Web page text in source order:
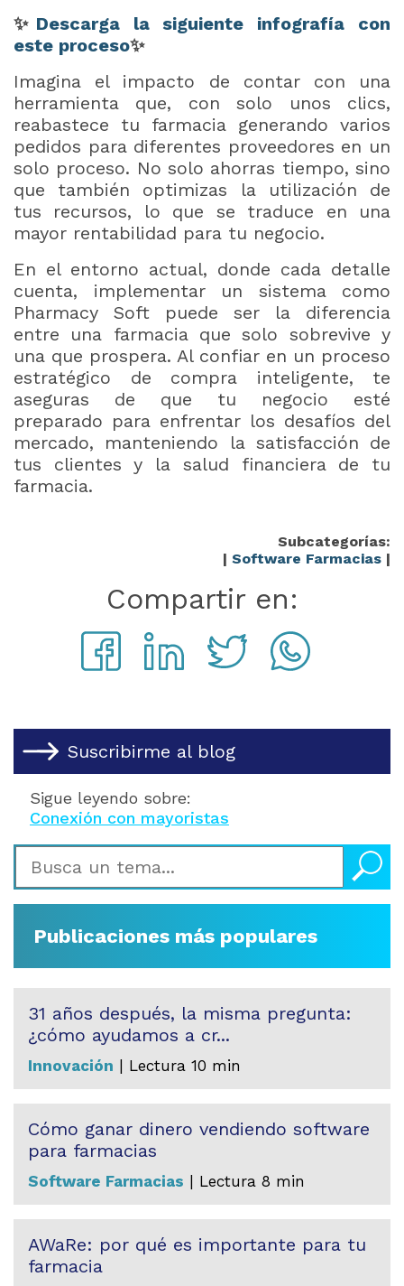
✨ Descarga la siguiente infografía con
este proceso✨
Imagina el impacto de contar con una
herramienta que, con solo unos clics,
reabastece tu farmacia generando varios
pedidos para diferentes proveedores en un
solo proceso. No solo ahorras tiempo, sino
que también optimizas la utilización de
tus recursos, lo que se traduce en una
mayor rentabilidad para tu negocio.
En el entorno actual, donde cada detalle
cuenta, implementar un sistema como
Pharmacy Soft puede ser la diferencia
entre una farmacia que solo sobrevive y
una que prospera. Al confiar en un proceso
estratégico de compra inteligente, te
aseguras de que tu negocio esté
preparado para enfrentar los desafíos del
mercado, manteniendo la satisfacción de
tus clientes y la salud financiera de tu
farmacia.
Subcategorías:
| Software Farmacias |
Compartir en:
Suscribirme al blog
Sigue leyendo sobre:
Conexión con mayoristas
Publicaciones más populares
31 años después, la misma pregunta:
¿cómo ayudamos a cr...
Innovación | Lectura 10 min
Cómo ganar dinero vendiendo software
para farmacias
Software Farmacias | Lectura 8 min
AWaRe: por qué es importante para tu
farmacia